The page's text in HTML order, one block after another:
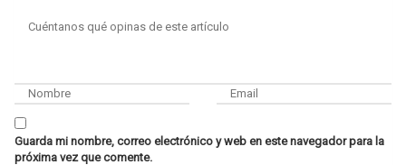
Guarda mi nombre, correo electrónico y web en este navegador para la
próxima vez que comente.